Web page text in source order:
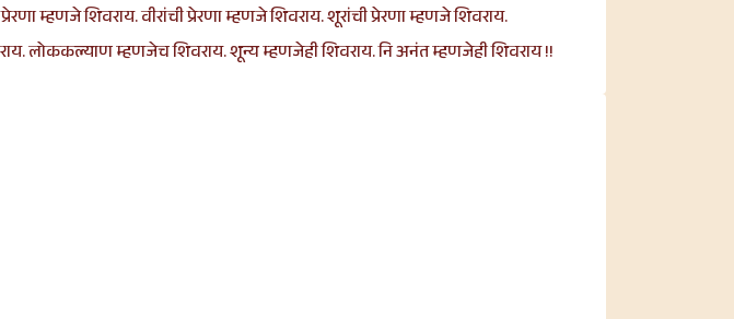
म्हणजे शिवराय. वीरांची प्रेरणा म्हणजे शिवराय. शूरांची प्रेरणा म्हणजे शिवराय.
लोककल्याण म्हणजेच शिवराय. शून्य म्हणजेही शिवराय. नि अनंत म्हणजेही शिवराय !!